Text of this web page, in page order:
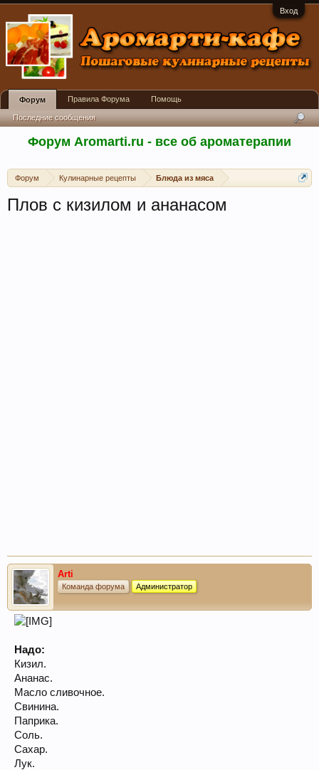
Вход
Форум Aromarti.ru - все об ароматерапии
Форум Кулинарные рецепты Блюда из мяса
Плов с кизилом и ананасом
Arti
Команда форума Администратор
Надо:
Кизил.
Ананас.
Масло сливочное.
Свинина.
Паприка.
Соль.
Сахар.
Лук.
Форум
Последние сообщения
Правила Форума Помощь